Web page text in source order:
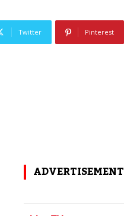
Twitter Pinterest
ADVERTISEMENT